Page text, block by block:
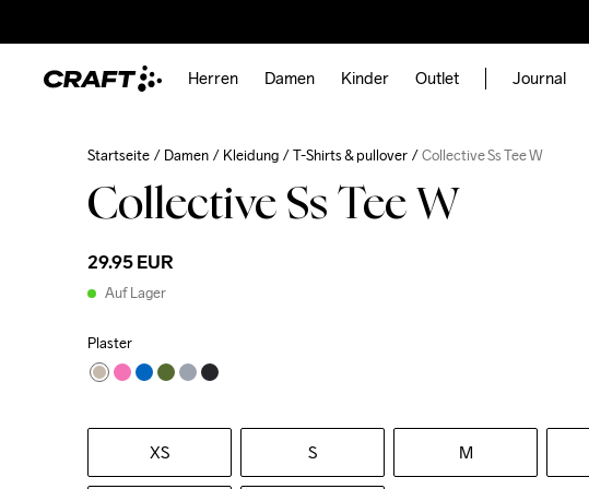
Herren Damen Kinder Outlet Journal
Startseite Damen Kleidung T-Shirts & pullover Collective Ss Tee W
Collective Ss Tee W
29.95 EUR
Auf Lager
Plaster
XS S M